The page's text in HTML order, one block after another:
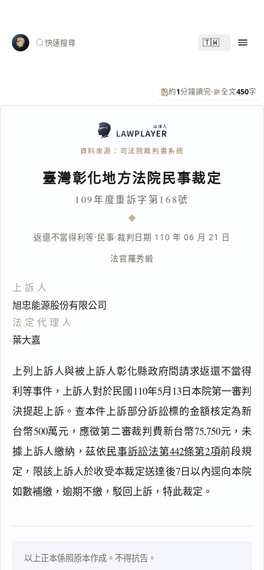
快速搜尋 🇹🇼
約1分鐘讀完· 全文450字
資料來源：司法院裁判書系統
臺灣彰化地方法院民事裁定
109年度重訴字第168號
返還不當得利等·民事·裁判日期 110 年 06 月 21 日
法官羅秀緞
上訴人
旭忠能源股份有限公司
法定代理人
葉大嘉
上列上訴人與被上訴人彰化縣政府間請求返還不當得
利等事件，上訴人對於民國110年5月13日本院第一審判
決提起上訴。查本件上訴部分訴訟標的金額核定為新
台幣500萬元，應徵第二審裁判費新台幣75,750元，未
據上訴人繳納，茲依民事訴訟法第442條第2項前段規
定，限該上訴人於收受本裁定送達後7日以內逕向本院
如數補繳，逾期不繳，駁回上訴，特此裁定。
以上正本係照原本作成。不得抗告。